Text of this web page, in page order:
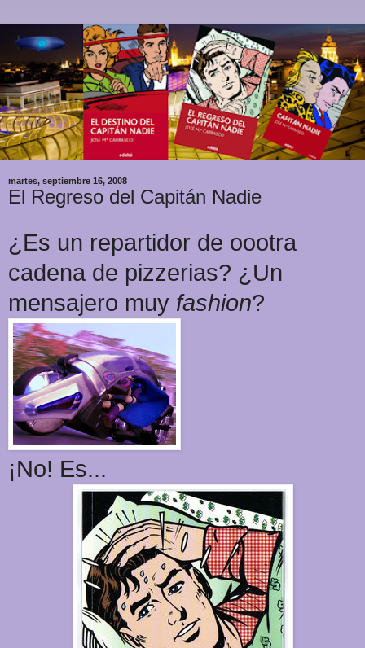
martes, septiembre 16, 2008
El Regreso del Capitán Nadie
¿Es un repartidor de oootra
cadena de pizzerias? ¿Un
mensajero muy fashion?
¡No! Es...